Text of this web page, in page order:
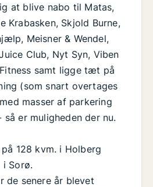
at blive nabo til Matas,
Krabasken, Skjold Burne,
Meisner & Wendel,
Club, Nyt Syn, Viben
samt ligge tæt på
(som snart overtages
masser af parkering
er muligheden der nu.
128 kvm. i Holberg
i Sorø.
de senere år blevet